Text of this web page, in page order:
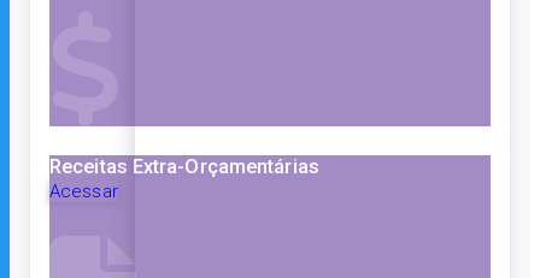
Receitas Extra-Orçamentárias
Acessar